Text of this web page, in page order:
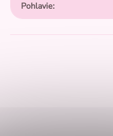
Pohlavie: